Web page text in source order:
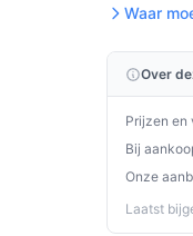
Installatie
Algemene
en zet
Waar
Over
Prijzen en
Bij
Onze
Laatst